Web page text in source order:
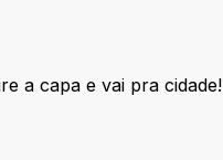
a capa e vai pra cidade!